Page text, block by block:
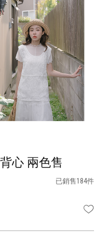
心 兩色售
已銷售184件